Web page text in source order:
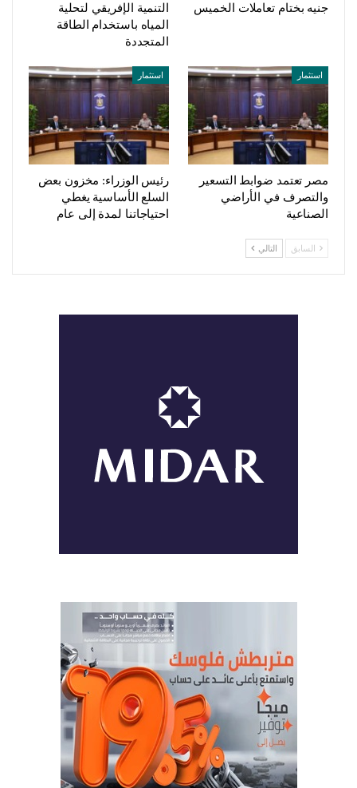
جنيه بختام تعاملات الخميس
التنمية الإفريقي لتحلية
المياه باستخدام الطاقة
المتجددة
استثمار
مصر تعتمد ضوابط التسعير
والتصرف في الأراضي
الصناعية
استثمار
رئيس الوزراء: مخزون بعض
السلع الأساسية يغطي
احتياجاتنا لمدة إلى عام
السابق التالي